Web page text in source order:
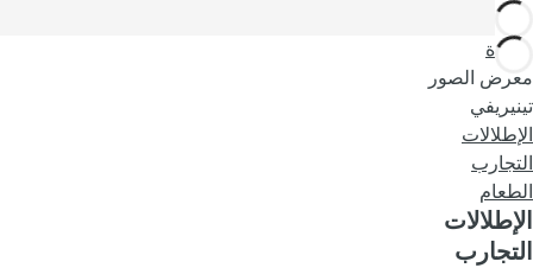
العودة
معرض الصور
تينيريفي
الإطلالات
التجارب
الطعام
الإطلالات
التجارب